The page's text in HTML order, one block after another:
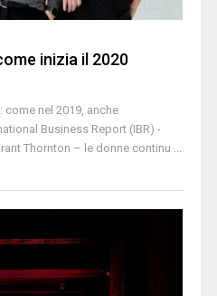
inizia il 2020
come nel 2019, anche
Business Report (IBR) -
Thornton – le donne continu ...